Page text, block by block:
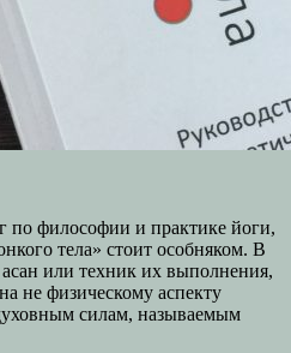
по философии и практике йоги,
тела» стоит особняком. В
или техник их выполнения,
не физическому аспекту
силам, называемым